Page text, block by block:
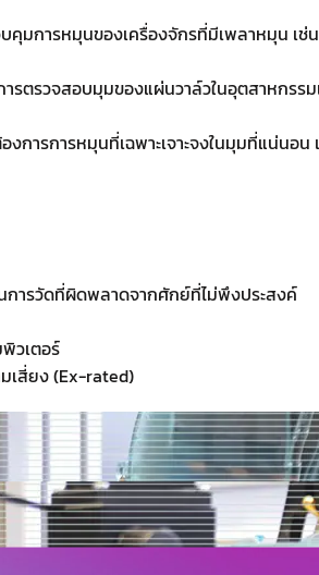
การหมุนของเครื่องจักรที่มีเพลาหมุน เช่น
รตรวจสอบมุมของแผ่นวาล์วในอุตสาหกรร
ารการหมุนที่เฉพาะเจาะจงในมุมที่แน่นอน
รวัดที่ผิดพลาดจากศักย์ที่ไม่พึงประสงค์
วเตอร์
เสี่ยง (Ex-rated)